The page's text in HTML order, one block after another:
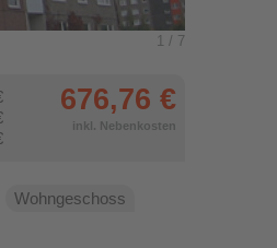
1 / 7
676,76 €
inkl. Nebenkosten
Wohngeschoss